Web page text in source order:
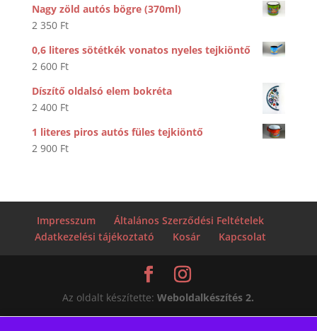
Nagy zöld autós bögre (370ml)
2 350 Ft
0,6 literes sötétkék vonatos nyeles tejkiöntő
2 600 Ft
Díszítő oldalsó elem bokréta
2 400 Ft
1 literes piros autós füles tejkiöntő
2 900 Ft
Impresszum
Általános Szerződési Feltételek
Adatkezelési tájékoztató
Kosár Kapcsolat
Az oldalt készítette:Weboldalkészítés 2.